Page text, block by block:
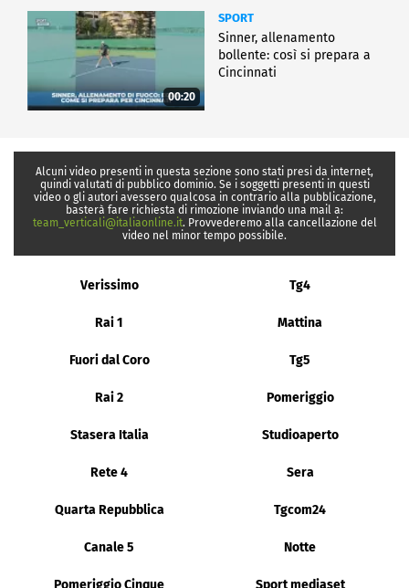
00:20
SPORT
Sinner, allenamento
bollente: così si prepara a
Cincinnati
Alcuni video presenti in questa sezione sono stati presi da internet,
quindi valutati di pubblico dominio. Se i soggetti presenti in questi
video o gli autori avessero qualcosa in contrario alla pubblicazione,
basterà fare richiesta di rimozione inviando una mail a:
team_verticali@italiaonline.it. Provvederemo alla cancellazione del
video nel minor tempo possibile.
Verissimo Tg4
Rai 1 Mattina
Fuori dal Coro Tg5
Rai 2 Pomeriggio
Stasera Italia Studioaperto
Rete 4 Sera
Quarta Repubblica Tgcom24
Canale 5 Notte